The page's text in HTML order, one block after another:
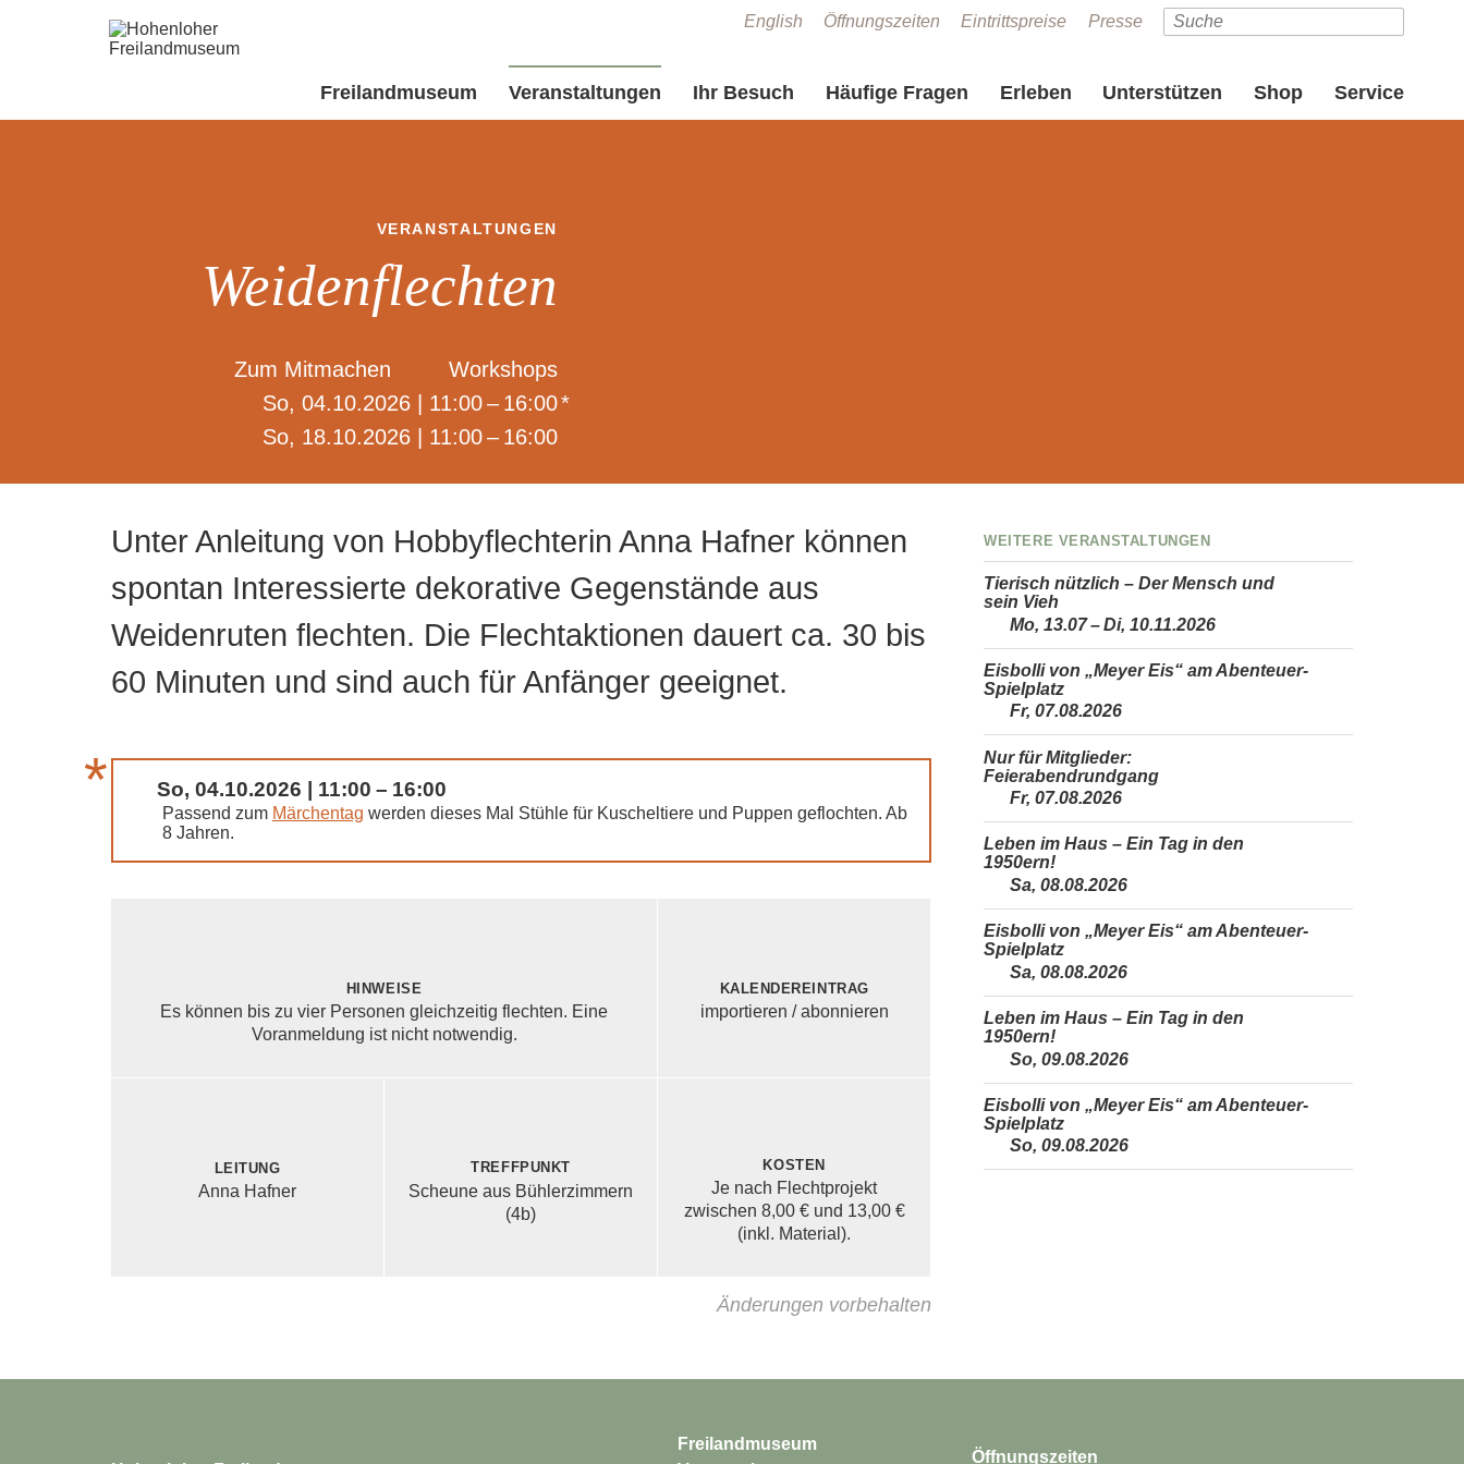
English Öffnungszeiten Eintrittspreise Presse
Freilandmuseum Veranstaltungen Ihr Besuch Häufige Fragen Erleben Unterstützen Shop Service
VERANSTALTUNGEN
Weidenflechten
Zum Mitmachen
Workshops
So, 04.10.2026 | 11:00 – 16:00*
So, 18.10.2026 | 11:00 – 16:00
Unter Anleitung von Hobbyflechterin Anna Hafner können
spontan Interessierte dekorative Gegenstände aus
Weidenruten flechten. Die Flechtaktionen dauert ca. 30 bis
60 Minuten und sind auch für Anfänger geeignet.
So, 04.10.2026 | 11:00 – 16:00
Passend zum Märchentag werden dieses Mal Stühle für Kuscheltiere und Puppen geflochten. Ab
8 Jahren.
Hinweise
Es können bis zu vier Personen gleichzeitig flechten. Eine
Voranmeldung ist nicht notwendig.
Kalendereintrag
importieren / abonnieren
Leitung
Anna Hafner
Treffpunkt
Scheune aus Bühlerzimmern
(4b)
Kosten
Je nach Flechtprojekt
zwischen 8,00 € und 13,00 €
(inkl. Material).
Änderungen vorbehalten
Weitere Veranstaltungen
Tierisch nützlich – Der Mensch und
sein Vieh
Mo, 13.07 – Di, 10.11.2026
Eisbolli von „Meyer Eis“ am Abenteuer-
Spielplatz
Fr, 07.08.2026
Nur für Mitglieder:
Feierabendrundgang
Fr, 07.08.2026
Leben im Haus – Ein Tag in den
1950ern!
Sa, 08.08.2026
Eisbolli von „Meyer Eis“ am Abenteuer-
Spielplatz
Sa, 08.08.2026
Leben im Haus – Ein Tag in den
1950ern!
So, 09.08.2026
Eisbolli von „Meyer Eis“ am Abenteuer-
Spielplatz
So, 09.08.2026
Freilandmuseum
Öffnungszeiten